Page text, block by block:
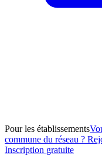
Pour les établissements
commune du réseau ?
Inscription gratuite